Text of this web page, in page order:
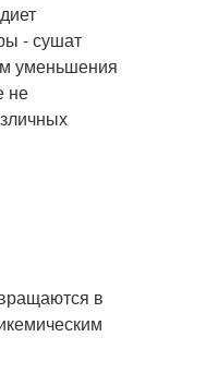
- сушат
уменьшения
не
в